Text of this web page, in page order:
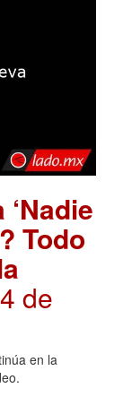
Todo
de
en la